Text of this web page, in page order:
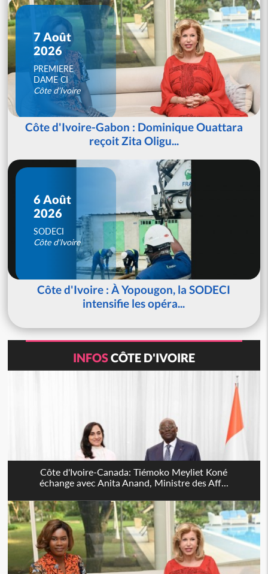
7 Août
2026
PREMIERE
DAME CI
Côte d'Ivoire
Côte d'Ivoire-Gabon : Dominique Ouattara
reçoit Zita Oligu...
6 Août
2026
SODECI
Côte d'Ivoire
Côte d'Ivoire : À Yopougon, la SODECI
intensifie les opéra...
INFOSCÔTE D'IVOIRE
Côte d'Ivoire-Canada: Tiémoko Meyliet Koné
échange avec Anita Anand, Ministre des Aff...